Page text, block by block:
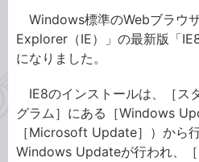
Windows標準のWebブラウ
Explorer（IE）」の最新版「
になりました。
IE8のインストールは、［ス
グラム］にある［Windows
［Microsoft Update］）から
Windows Updateが行われ、